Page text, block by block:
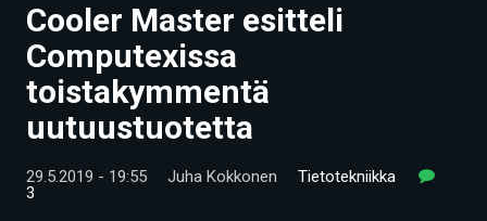
UUTISET
ARTIKKELIT
VIDEOT
TECHBBS
Cooler Master esitteli
Computexissa
toistakymmentä
uutuustuotetta
29.5.2019 - 19:55 Juha Kokkonen
Tietotekniikka
3